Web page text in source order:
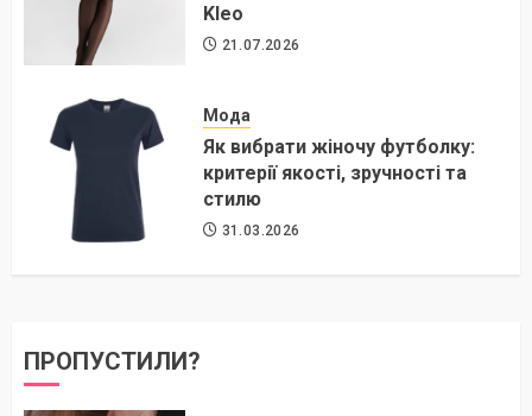
Kleo
21.07.2026
Мода
Як вибрати жіночу футболку:
критерії якості, зручності та
стилю
31.03.2026
ПРОПУСТИЛИ?